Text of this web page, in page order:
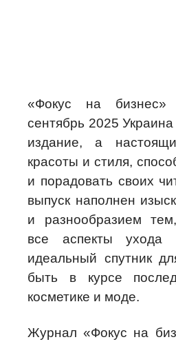
«Фокус на бизнес»
сентябрь 2025
издание, а
красоты и стиля,
и порадовать своих
выпуск наполнен
и разнообразием
все аспекты
идеальный спутник
быть в курсе
косметике и моде.
Журнал «Фокус на